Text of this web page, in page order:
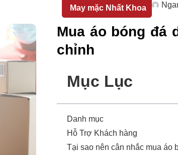
May mặc Nhất Khoa
Mua áo bóng đá
chỉnh
Mục Lục
Danh mục
Hỗ Trợ Khách hàng
Tại sao nên cân nhắc mua áo